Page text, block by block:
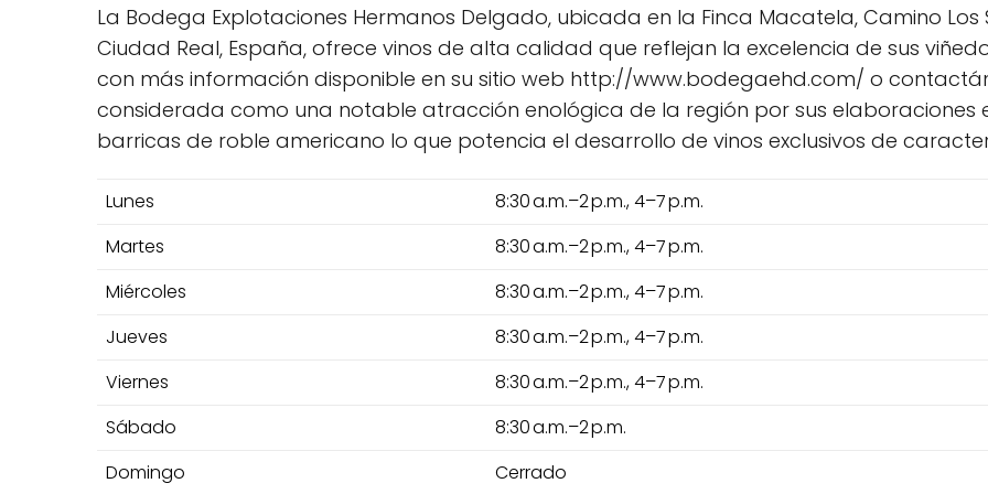
La Bodega Explotaciones Hermanos Delgado, ubicada en la Finca Macatela, Camino Los
Ciudad Real, España, ofrece vinos de alta calidad que reflejan la excelencia de sus
con más información disponible en su sitio web http://www.bodegaehd.com/ o
considerada como una notable atracción enológica de la región por sus elaboraciones
barricas de roble americano lo que potencia el desarrollo de vinos exclusivos de
Lunes
8:30 a.m.–2 p.m., 4–7 p.m.
Martes
8:30 a.m.–2 p.m., 4–7 p.m.
Miércoles
8:30 a.m.–2 p.m., 4–7 p.m.
Jueves
8:30 a.m.–2 p.m., 4–7 p.m.
Viernes
8:30 a.m.–2 p.m., 4–7 p.m.
Sábado
8:30 a.m.–2 p.m.
Domingo
Cerrado